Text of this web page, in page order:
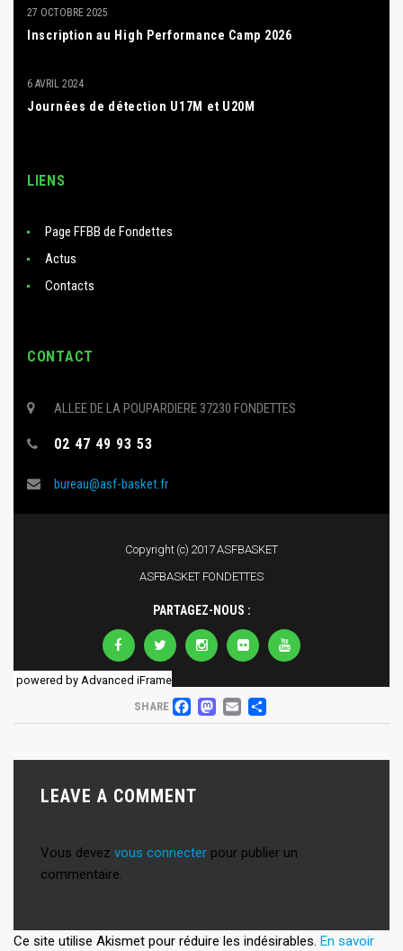
powered by Advanced iFrame
SHARE
FACEBOOK
MASTODON
EMAIL
PARTAGER
LEAVE A COMMENT
Vous devez vous connecter pour publier un
commentaire.
Ce site utilise Akismet pour réduire les indésirables. En savoir